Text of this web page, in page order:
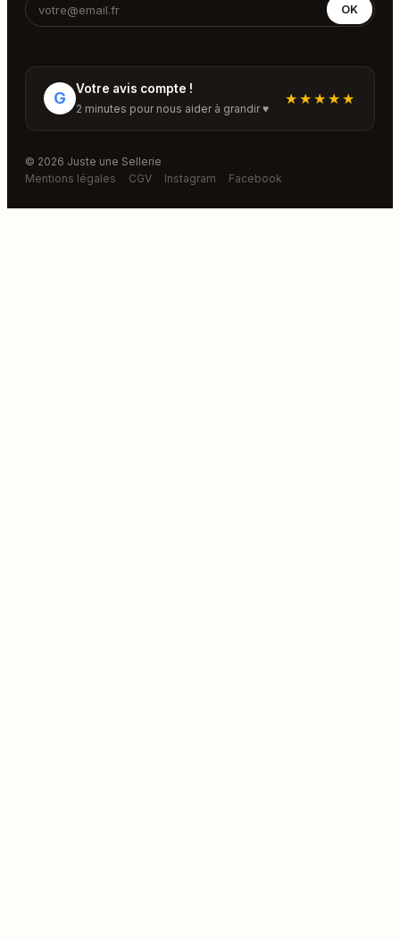
OK
G Votre avis compte !
2 minutes pour nous aider à grandir ♥
★★★★★
© 2026 Juste une Sellerie
Mentions légales
CGV Instagram Facebook